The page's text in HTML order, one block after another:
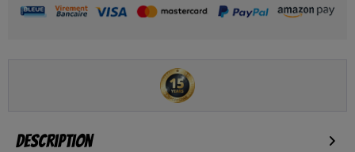
Description